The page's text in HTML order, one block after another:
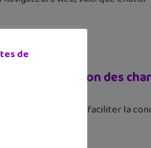
synchronisation des
de création pour faciliter la
de